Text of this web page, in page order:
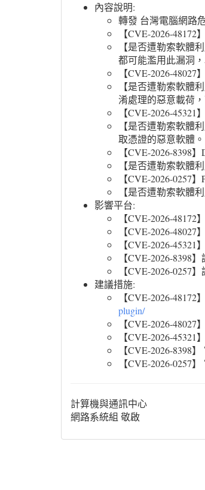
內容說明:
轉發 台灣電腦網路
【CVE-2026-48172
【是否遭勒索軟體
都可能濫用此漏洞
【CVE-2026-48027
【是否遭勒索軟體
淆處理的惡意載荷
【CVE-2026-45321
【是否遭勒索軟體
取憑證的惡意軟體。
【CVE-2026-8398
【是否遭勒索軟體
【CVE-2026-0257
【是否遭勒索軟體
影響平台:
【CVE-2026-
【CVE-2026-
【CVE-2026-
【CVE-2026-8398
【CVE-2026-0257
建議措施:
【CVE-2026-
plugin/
【CVE-2026-
【CVE-2026-
【CVE-2026-8398
【CVE-2026-0257
計算機與通訊中心
網路系統組 敬啟